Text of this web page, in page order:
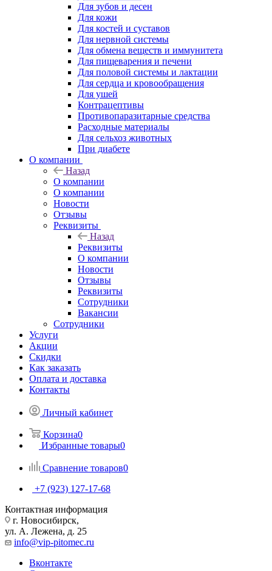
Для зубов и десен
Для кожи
Для костей и суставов
Для нервной системы
Для обмена веществ и иммунитета
Для пищеварения и печени
Для половой системы и лактации
Для сердца и кровообращения
Для ушей
Контрацептивы
Противопаразитарные средства
Расходные материалы
Для сельхоз животных
При диабете
О компании
Назад
О компании
О компании
Новости
Отзывы
Реквизиты
Назад
Реквизиты
О компании
Новости
Отзывы
Реквизиты
Сотрудники
Вакансии
Сотрудники
Услуги
Акции
Скидки
Как заказать
Оплата и доставка
Контакты
Личный кабинет
Корзина0
Избранные товары0
Сравнение товаров0
+7 (923) 127-17-68
Контактная информация
г. Новосибирск,
ул. А. Лежена, д. 25
info@vip-pitomec.ru
Вконтакте